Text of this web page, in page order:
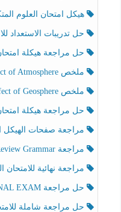
هيكل امتحان العلوم المتكاملة
حل تدريبات الاستعداد للاختبار
حل مراجعة هيكلة امتحان العلوم
ملخص Effect of Atmosphere حسب الهيكل الوزاري العلوم المتكاملة الصف الخامس انسبير الفصل الثالث
ملخص Effect of Geosphere حسب الهيكل الوزاري العلوم المتكاملة الصف الخامس انسبير الفصل الثالث
حل مراجعة هيكلة امتحان العلوم
مراجعة صفحات الهيكل العلوم
مراجعة Review Grammar حسب الهيكل اللغة الإنجليزية الصف الخامس الفصل الثالث
مراجعة نهائية للامتحان العلوم
حل مراجعة FINAL EXAMاللغة الإنجليزية الصف الخامس الفصل الثالث
حل مراجعة شاملة للامتحان